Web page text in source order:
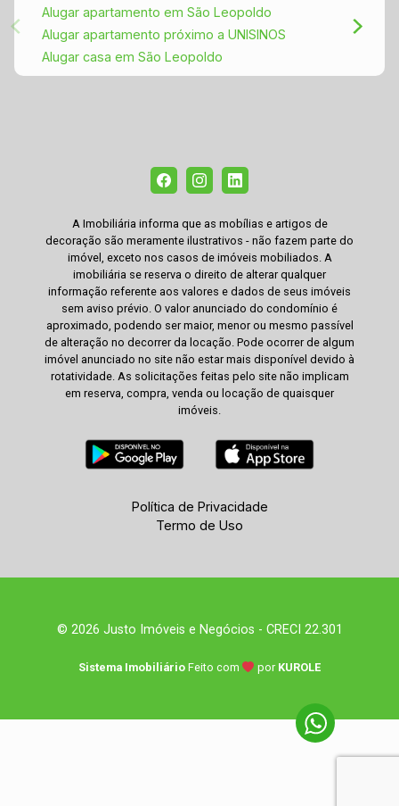
Alugar apartamento em São Leopoldo
Alugar apartamento próximo a UNISINOS
Alugar casa em São Leopoldo
A Imobiliária informa que as mobílias e artigos de
decoração são meramente ilustrativos - não fazem parte do
imóvel, exceto nos casos de imóveis mobiliados. A
imobiliária se reserva o direito de alterar qualquer
informação referente aos valores e dados de seus imóveis
sem aviso prévio. O valor anunciado do condomínio é
aproximado, podendo ser maior, menor ou mesmo passível
de alteração no decorrer da locação. Pode ocorrer de algum
imóvel anunciado no site não estar mais disponível devido à
rotatividade. As solicitações feitas pelo site não implicam
em reserva, compra, venda ou locação de quaisquer
imóveis.
Política de Privacidade
Termo de Uso
© 2026 Justo Imóveis e Negócios - CRECI 22.301
Sistema Imobiliário Feito com por KUROLE